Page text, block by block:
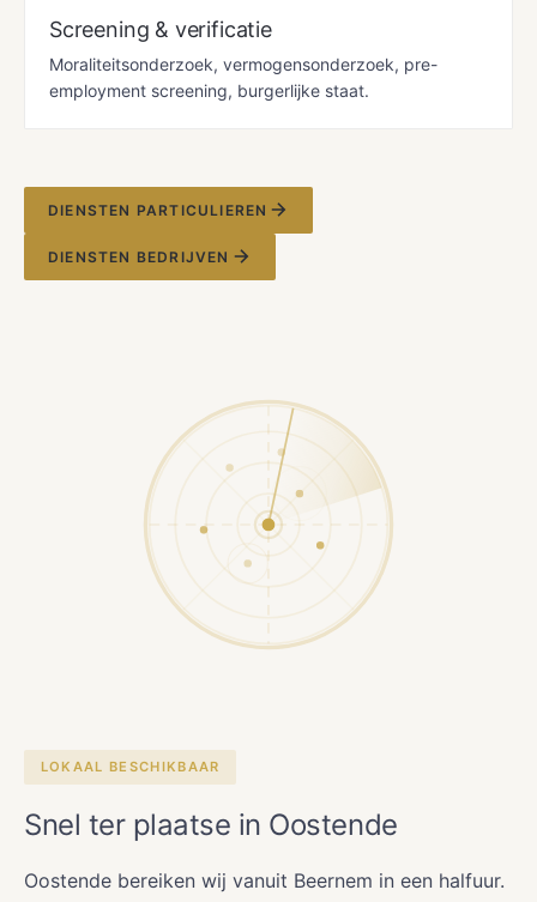
Screening & verificatie
Moraliteitsonderzoek, vermogensonderzoek, pre-
employment screening, burgerlijke staat.
DIENSTEN PARTICULIEREN
DIENSTEN BEDRIJVEN
LOKAAL BESCHIKBAAR
Snel ter plaatse in Oostende
Oostende bereiken wij vanuit Beernem in een halfuur.